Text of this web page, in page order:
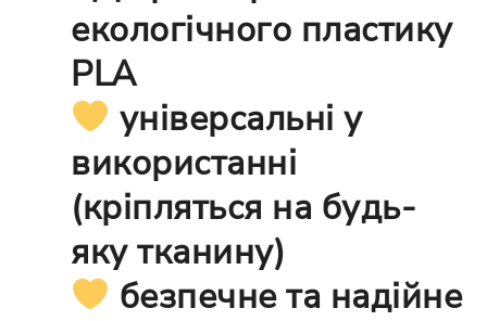
екологічного пластику
PLA
універсальні у
використанні
(кріпляться на будь-
яку тканину)
безпечне та надійне